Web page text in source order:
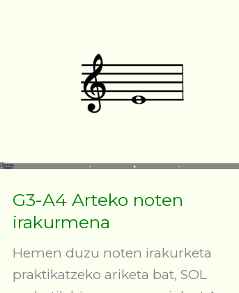
G3-A4 Arteko noten
irakurmena
Hemen duzu noten irakurketa
praktikatzeko ariketa bat, SOL